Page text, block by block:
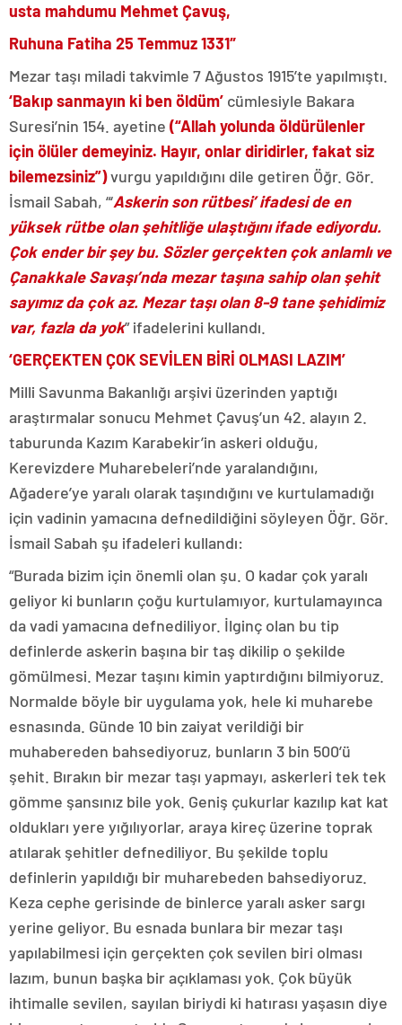
usta mahdumu Mehmet Çavuş,
Ruhuna Fatiha 25 Temmuz 1331″
Mezar taşı miladi takvimle 7 Ağustos 1915’te yapılmıştı.
‘Bakıp sanmayın ki ben öldüm’ cümlesiyle Bakara
Suresi’nin 154. ayetine (“Allah yolunda öldürülenler
için ölüler demeyiniz. Hayır, onlar diridirler, fakat siz
bilemezsiniz”)vurgu yapıldığını dile getiren Öğr. Gör.
İsmail Sabah, “‘Askerin son rütbesi’ ifadesi de en
yüksek rütbe olan şehitliğe ulaştığını ifade ediyordu.
Çok ender bir şey bu. Sözler gerçekten çok anlamlı ve
Çanakkale Savaşı’nda mezar taşına sahip olan şehit
sayımız da çok az. Mezar taşı olan 8-9 tane şehidimiz
var, fazla da yok” ifadelerini kullandı.
‘GERÇEKTEN ÇOK SEVİLEN BİRİ OLMASI LAZIM’
Milli Savunma Bakanlığı arşivi üzerinden yaptığı
araştırmalar sonucu Mehmet Çavuş’un 42. alayın 2.
taburunda Kazım Karabekir’in askeri olduğu,
Kerevizdere Muharebeleri’nde yaralandığını,
Ağadere’ye yaralı olarak taşındığını ve kurtulamadığı
için vadinin yamacına defnedildiğini söyleyen Öğr. Gör.
İsmail Sabah şu ifadeleri kullandı:
“Burada bizim için önemli olan şu. O kadar çok yaralı
geliyor ki bunların çoğu kurtulamıyor, kurtulamayınca
da vadi yamacına defnediliyor. İlginç olan bu tip
definlerde askerin başına bir taş dikilip o şekilde
gömülmesi. Mezar taşını kimin yaptırdığını bilmiyoruz.
Normalde böyle bir uygulama yok, hele ki muharebe
esnasında. Günde 10 bin zaiyat verildiği bir
muhabereden bahsediyoruz, bunların 3 bin 500’ü
şehit. Bırakın bir mezar taşı yapmayı, askerleri tek tek
gömme şansınız bile yok. Geniş çukurlar kazılıp kat kat
oldukları yere yığılıyorlar, araya kireç üzerine toprak
atılarak şehitler defnediliyor. Bu şekilde toplu
definlerin yapıldığı bir muharebeden bahsediyoruz.
Keza cephe gerisinde de binlerce yaralı asker sargı
yerine geliyor. Bu esnada bunlara bir mezar taşı
yapılabilmesi için gerçekten çok sevilen biri olması
lazım, bunun başka bir açıklaması yok. Çok büyük
ihtimalle sevilen, sayılan biriydi ki hatırası yaşasın diye